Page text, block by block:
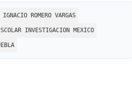
IGNACIO ROMERO VARGAS
INVESTIGACION MEXICO